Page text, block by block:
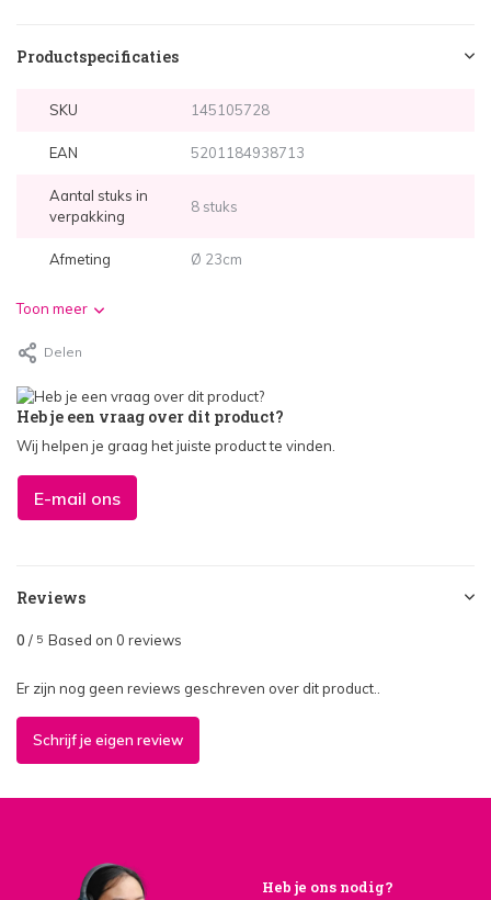
Productspecificaties
SKU 145105728
EAN 5201184938713
Aantal stuks in
verpakking
8 stuks
Afmeting Ø 23cm
Toon meer
Delen
Heb je een vraag over dit product?
Wij helpen je graag het juiste product te vinden.
E-mail ons
Reviews
0 / 5 Based on 0 reviews
Er zijn nog geen reviews geschreven over dit product..
Schrijf je eigen review
Heb je ons nodig?